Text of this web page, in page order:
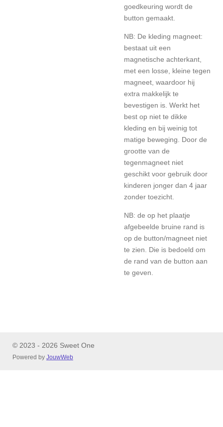
goedkeuring wordt de
button gemaakt.
NB: De kleding magneet:
bestaat uit een
magnetische achterkant,
met een losse, kleine tegen
magneet, waardoor hij
extra makkelijk te
bevestigen is. Werkt het
best op niet te dikke
kleding en bij weinig tot
matige beweging. Door de
grootte van de
tegenmagneet niet
geschikt voor gebruik door
kinderen jonger dan 4 jaar
zonder toezicht.
NB: de op het plaatje
afgebeelde bruine rand is
op de button/magneet niet
te zien. Die is bedoeld om
de rand van de button aan
te geven.
© 2023 - 2026 Sweet One
Powered by JouwWeb